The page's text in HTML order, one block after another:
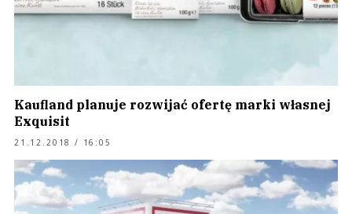
Kaufland planuje rozwijać ofertę marki własnej
Exquisit
21.12.2018 / 16:05